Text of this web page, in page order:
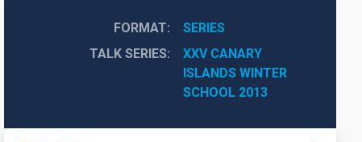
FORMAT
SERIES
TALK SERIES
XXV CANARY
ISLANDS WINTER
SCHOOL 2013